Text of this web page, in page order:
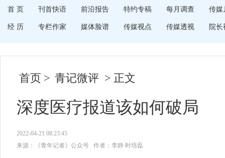
首 页 刊首快语 前沿报告 特约专稿 每月调查 传媒
经 历 专栏作家 媒体脸谱 传媒视点 传媒透视 院长
首页 > 青记微评 > 正文
深度医疗报道该如何破局
2022-04-21 08:23:45
来源：《青年记者》公众号
作者：李静 时培磊